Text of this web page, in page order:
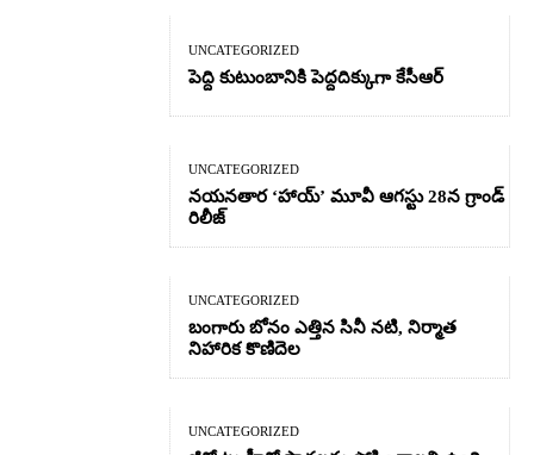
UNCATEGORIZED
పెద్ది కుటుంబానికి పెద్దదిక్కుగా కేసీఆర్
UNCATEGORIZED
నయనతార ‘హాయ్’ మూవీ ఆగస్టు 28న గ్రాండ్
రిలీజ్
UNCATEGORIZED
బంగారు బోనం ఎత్తిన సినీ నటి, నిర్మాత
నిహారిక కొణిదెల
UNCATEGORIZED